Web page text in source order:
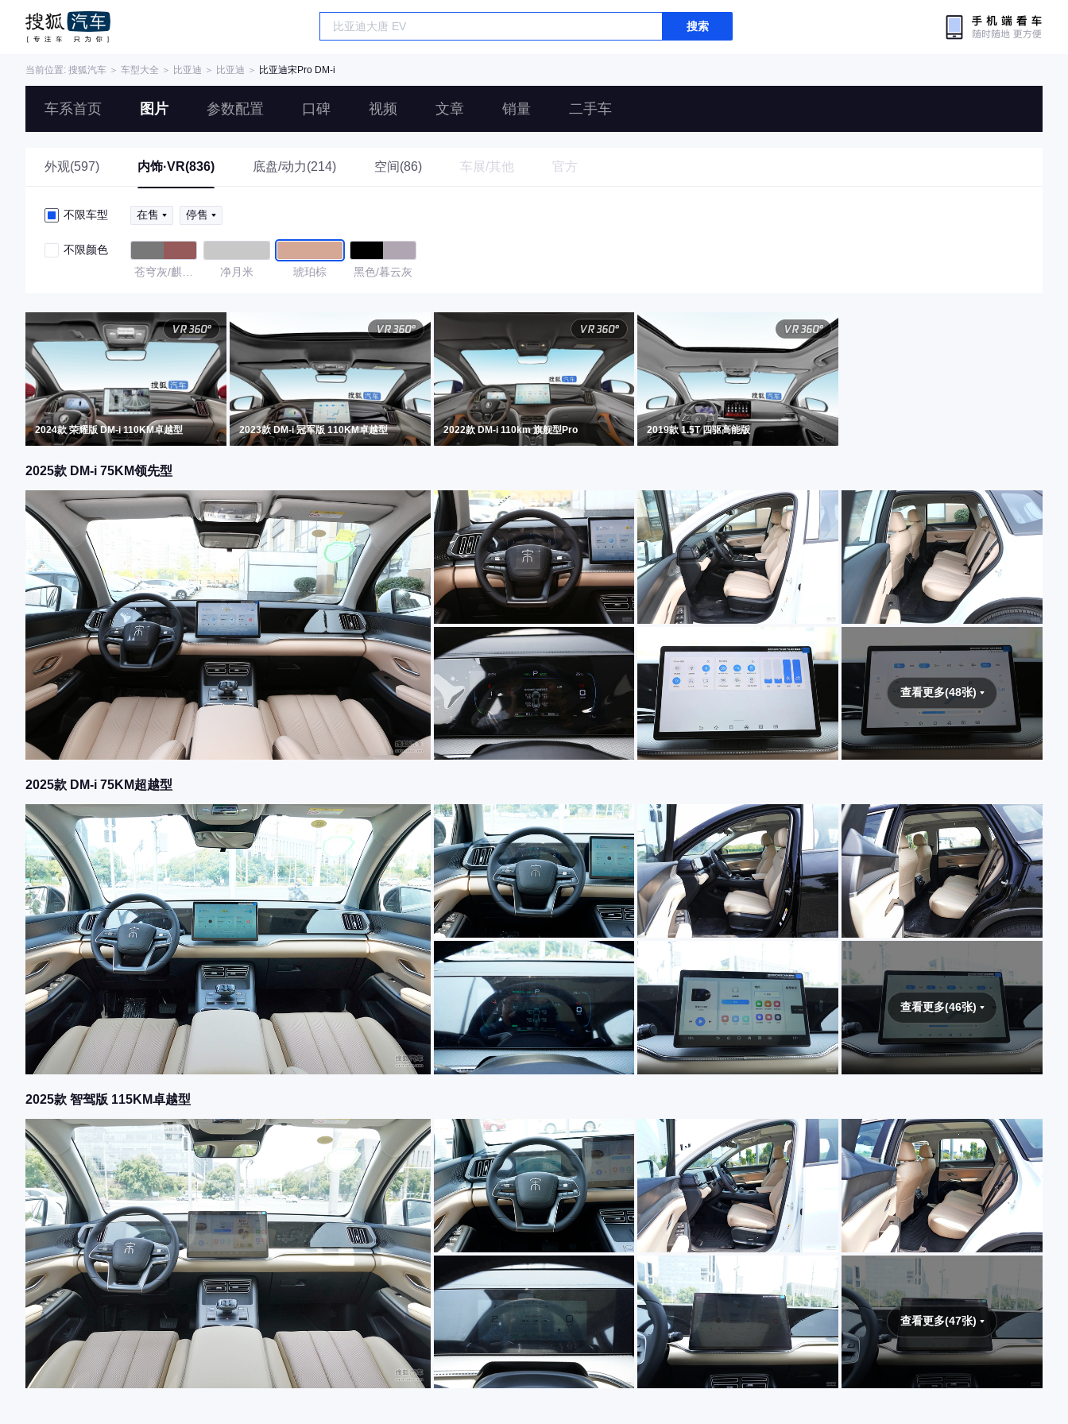
搜索
当前位置: 搜狐汽车 ＞ 车型大全 ＞ 比亚迪 ＞ 比亚迪 ＞ 比亚迪宋Pro DM-i
车系首页 图片 参数配置 口碑 视频 文章 销量 二手车
外观(597) 内饰·VR(836) 底盘/动力(214) 空间(86) 车展/其他 官方
不限车型 在售 停售
不限颜色
苍穹灰/麒麟
净月米 琥珀棕 黑色/暮云灰
2024款 荣耀版 DM-i 110KM卓越型 2023款 DM-i 冠军版 110KM卓越型 2022款 DM-i 110km 旗舰型Pro 2019款 1.5T 四驱高能版
2025款 DM-i 75KM领先型
查看更多(48张)
2025款 DM-i 75KM超越型
查看更多(46张)
2025款 智驾版 115KM卓越型
查看更多(47张)